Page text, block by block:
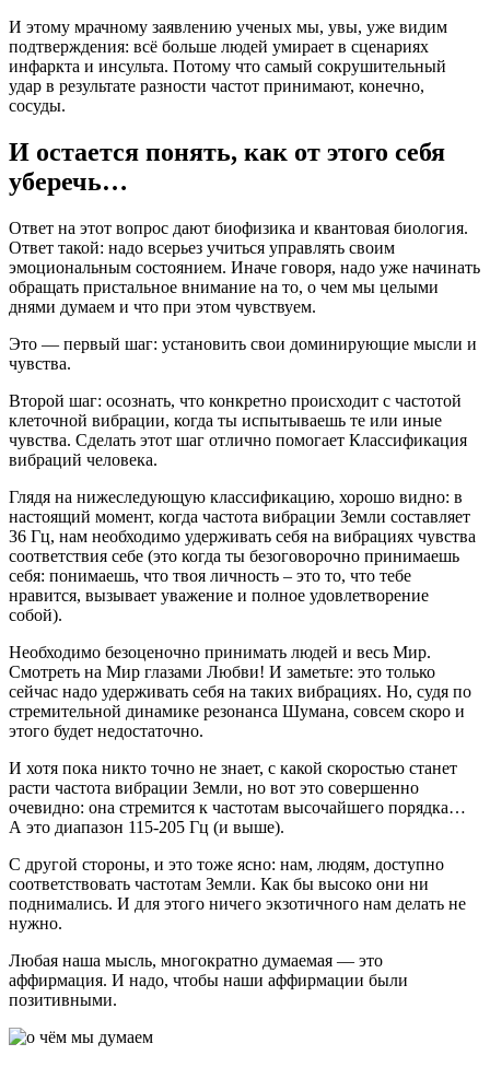
И этому мрачному заявлению ученых мы, увы, уже видим
подтверждения: всё больше людей умирает в сценариях
инфаркта и инсульта. Потому что самый сокрушительный
удар в результате разности частот принимают, конечно,
сосуды.
И остается понять, как от этого себя
уберечь…
Ответ на этот вопрос дают биофизика и квантовая биология.
Ответ такой: надо всерьез учиться управлять своим
эмоциональным состоянием. Иначе говоря, надо уже начинать
обращать пристальное внимание на то, о чем мы целыми
днями думаем и что при этом чувствуем.
Это — первый шаг: установить свои доминирующие мысли и
чувства.
Второй шаг: осознать, что конкретно происходит с частотой
клеточной вибрации, когда ты испытываешь те или иные
чувства. Сделать этот шаг отлично помогает Классификация
вибраций человека.
Глядя на нижеследующую классификацию, хорошо видно: в
настоящий момент, когда частота вибрации Земли составляет
36 Гц, нам необходимо удерживать себя на вибрациях чувства
соответствия себе (это когда ты безоговорочно принимаешь
себя: понимаешь, что твоя личность – это то, что тебе
нравится, вызывает уважение и полное удовлетворение
собой).
Необходимо безоценочно принимать людей и весь Мир.
Смотреть на Мир глазами Любви! И заметьте: это только
сейчас надо удерживать себя на таких вибрациях. Но, судя по
стремительной динамике резонанса Шумана, совсем скоро и
этого будет недостаточно.
И хотя пока никто точно не знает, с какой скоростью станет
расти частота вибрации Земли, но вот это совершенно
очевидно: она стремится к частотам высочайшего порядка…
А это диапазон 115-205 Гц (и выше).
С другой стороны, и это тоже ясно: нам, людям, доступно
соответствовать частотам Земли. Как бы высоко они ни
поднимались. И для этого ничего экзотичного нам делать не
нужно.
Любая наша мысль, многократно думаемая — это
аффирмация. И надо, чтобы наши аффирмации были
позитивными.